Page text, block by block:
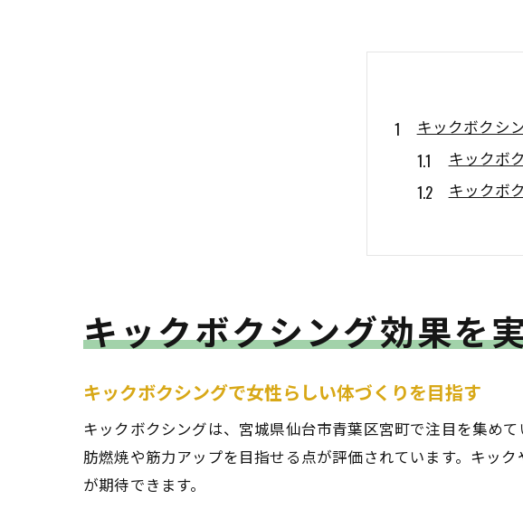
キックボクシ
キックボ
キックボ
ダイエ
初心者女
脂肪燃焼と筋
キックボ
効率良く
全身を使
キックボクシング効果を
キックボクシングで女性らしい体づくりを目指す
キックボクシングは、宮城県仙台市青葉区宮町で注目を集め
肪燃焼や筋力アップを目指せる点が評価されています。キッ
が期待できます。